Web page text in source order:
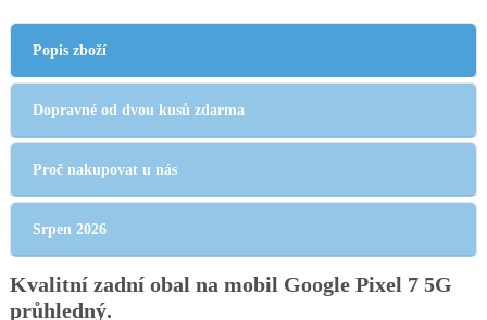
Popis zboží
Dopravné od dvou kusů zdarma
Proč nakupovat u nás
Srpen 2026
Kvalitní zadní obal na mobil Google Pixel 7 5G
průhledný.